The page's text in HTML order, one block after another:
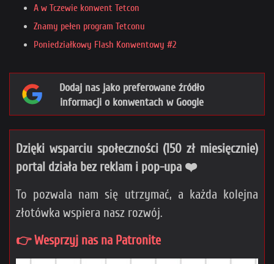
A w Tczewie konwent Tetcon
Znamy pełen program Tetconu
Poniedziałkowy Flash Konwentowy #2
Dodaj nas jako preferowane źródło
informacji o konwentach w Google
Dzięki wsparciu społeczności (150 zł miesięcznie)
portal działa bez reklam i pop-upa ❤️
To pozwala nam się utrzymać, a każda kolejna
złotówka wspiera nasz rozwój.
👉 Wesprzyj nas na Patronite